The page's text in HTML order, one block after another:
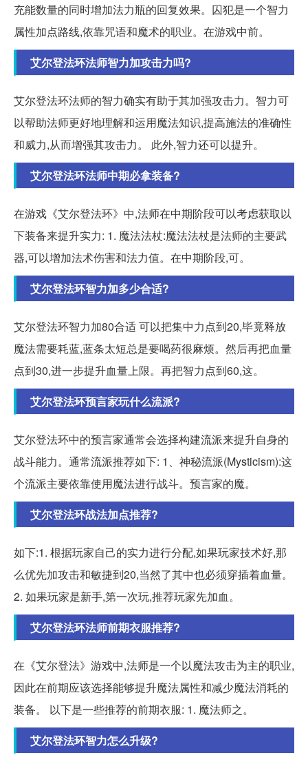
充能数量的同时增加法力瓶的回复效果。囚犯是一个智力
属性加点路线,依靠咒语和魔术的职业。在游戏中前。
艾尔登法环法师智力加攻击力吗?
艾尔登法环法师的智力确实有助于其加强攻击力。智力可
以帮助法师更好地理解和运用魔法知识,提高施法的准确性
和威力,从而增强其攻击力。 此外,智力还可以提升。
艾尔登法环法师中期必拿装备?
在游戏《艾尔登法环》中,法师在中期阶段可以考虑获取以
下装备来提升实力: 1. 魔法法杖:魔法法杖是法师的主要武
器,可以增加法术伤害和法力值。在中期阶段,可。
艾尔登法环智力加多少合适?
艾尔登法环智力加80合适 可以把集中力点到20,毕竟释放
魔法需要耗蓝,蓝条太短总是要喝药很麻烦。然后再把血量
点到30,进一步提升血量上限。再把智力点到60,这。
艾尔登法环预言家玩什么流派?
艾尔登法环中的预言家通常会选择构建流派来提升自身的
战斗能力。通常流派推荐如下: 1、神秘流派(Mysticism):这
个流派主要依靠使用魔法进行战斗。预言家的魔。
艾尔登法环战法加点推荐?
如下:1. 根据玩家自己的实力进行分配,如果玩家技术好,那
么优先加攻击和敏捷到20,当然了其中也必须穿插着血量。
2. 如果玩家是新手,第一次玩,推荐玩家先加血。
艾尔登法环法师前期衣服推荐?
在《艾尔登法》游戏中,法师是一个以魔法攻击为主的职业,
因此在前期应该选择能够提升魔法属性和减少魔法消耗的
装备。 以下是一些推荐的前期衣服: 1. 魔法师之。
艾尔登法环智力怎么升级?